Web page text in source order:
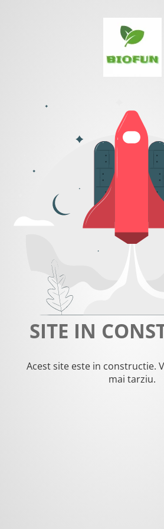
SITE IN
Acest site este in constructie.
mai tarziu.